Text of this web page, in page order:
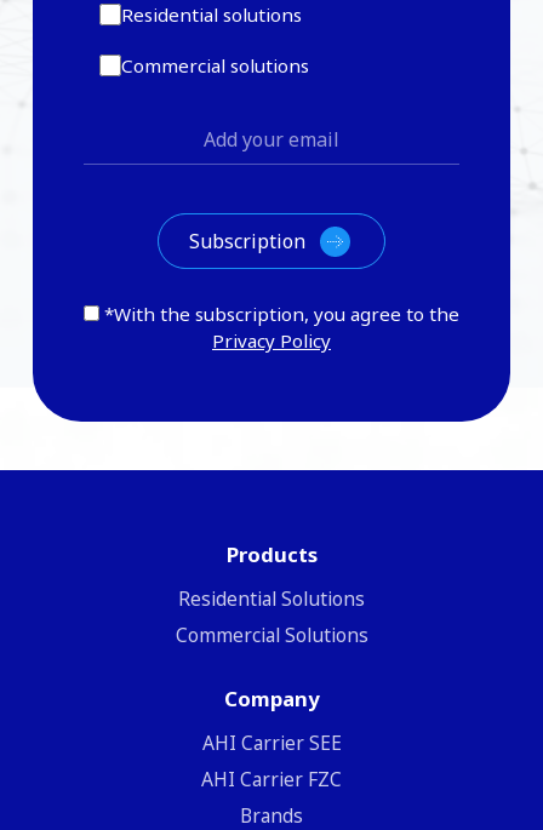
Residential solutions
Commercial solutions
*With the subscription, you agree to the
Privacy Policy
Products
Residential Solutions
Commercial Solutions
Company
ΑΗΙ Carrier SEE
AHI Carrier FZC
Brands